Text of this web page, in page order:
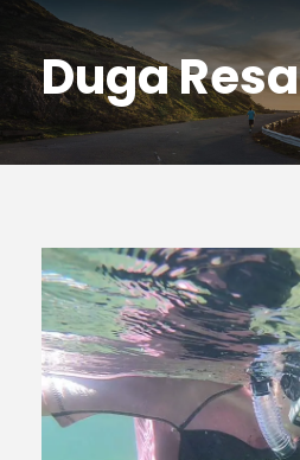
Duga Resa